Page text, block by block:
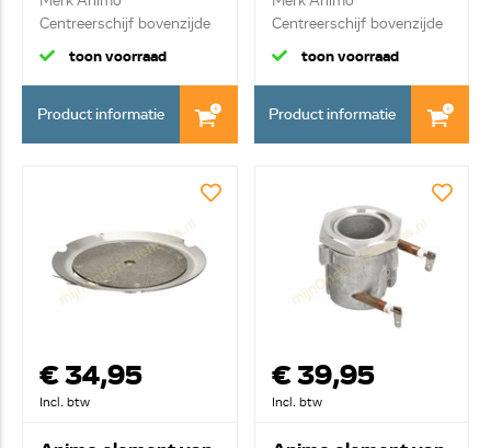
Centreerschijf bovenzijde
toon voorraad
Product informatie
Centreerschijf bovenzijde
toon voorraad
Product informatie
€ 34,95
Incl. btw
€ 39,95
Incl. btw